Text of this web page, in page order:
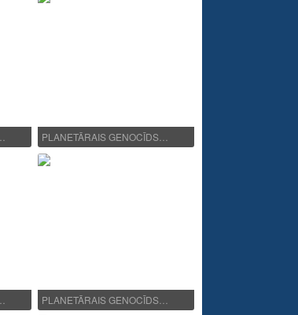
PLANETĀRAIS GENOCĪDS…
PLANETĀRAIS GENOCĪDS…